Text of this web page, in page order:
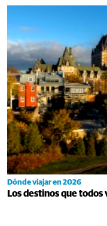
Dónde viajar en 2026
Los destinos que